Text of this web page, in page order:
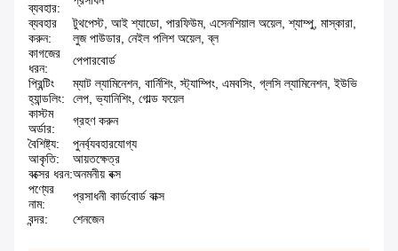
ব্যবহার:
ব্যবহার
করুন:
টুথপেস্ট, আই শ্যাডো, পারফিউম, এসেনশিয়াল অয়েল, শ্যাম্পু, মাস্কারা,
লুজ পাউডার, নেইল পলিশ অয়েল, ব্ল
কাগজের
ধরন:
পেপারবোর্ড
প্রিন্টিং
হ্যান্ডলিং:
ম্যাট ল্যামিনেশন, বার্নিশিং, স্ট্যাম্পিং, এমবসিং, গ্লসি ল্যামিনেশন, ইউভি
লেপ, ভ্যানিশিং, গোল্ড ফয়েল
কাস্টম
অর্ডার:
গ্রহণ করুন
বৈশিষ্ট্য:
পুনর্ব্যবহারযোগ্য
আকৃতি:
আয়তক্ষেত্র
বক্সের ধরন:অনমনীয় বক্স
পণ্যের
নাম:
প্রসাধনী কার্ডবোর্ড বাক্স
বন্দর:
শেনজেন